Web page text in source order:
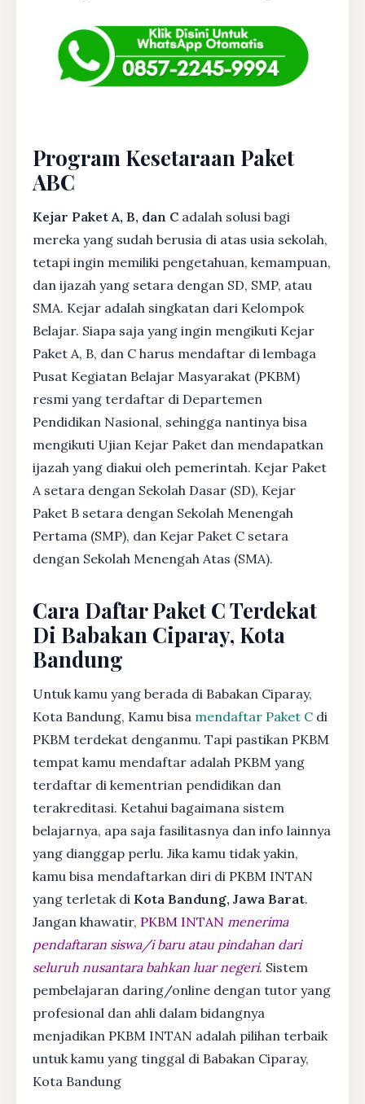
Program Kesetaraan Paket
ABC
Kejar Paket A, B, dan C adalah solusi bagi
mereka yang sudah berusia di atas usia sekolah,
tetapi ingin memiliki pengetahuan, kemampuan,
dan ijazah yang setara dengan SD, SMP, atau
SMA. Kejar adalah singkatan dari Kelompok
Belajar. Siapa saja yang ingin mengikuti Kejar
Paket A, B, dan C harus mendaftar di lembaga
Pusat Kegiatan Belajar Masyarakat (PKBM)
resmi yang terdaftar di Departemen
Pendidikan Nasional, sehingga nantinya bisa
mengikuti Ujian Kejar Paket dan mendapatkan
ijazah yang diakui oleh pemerintah. Kejar Paket
A setara dengan Sekolah Dasar (SD), Kejar
Paket B setara dengan Sekolah Menengah
Pertama (SMP), dan Kejar Paket C setara
dengan Sekolah Menengah Atas (SMA).
Cara Daftar Paket C Terdekat
Di Babakan Ciparay, Kota
Bandung
Untuk kamu yang berada di Babakan Ciparay,
Kota Bandung, Kamu bisa mendaftar Paket C di
PKBM terdekat denganmu. Tapi pastikan PKBM
tempat kamu mendaftar adalah PKBM yang
terdaftar di kementrian pendidikan dan
terakreditasi. Ketahui bagaimana sistem
belajarnya, apa saja fasilitasnya dan info lainnya
yang dianggap perlu. Jika kamu tidak yakin,
kamu bisa mendaftarkan diri di PKBM INTAN
yang terletak di Kota Bandung, Jawa Barat.
Jangan khawatir, PKBM INTAN menerima
pendaftaran siswa/i baru atau pindahan dari
seluruh nusantara bahkan luar negeri. Sistem
pembelajaran daring/online dengan tutor yang
profesional dan ahli dalam bidangnya
menjadikan PKBM INTAN adalah pilihan terbaik
untuk kamu yang tinggal di Babakan Ciparay,
Kota Bandung